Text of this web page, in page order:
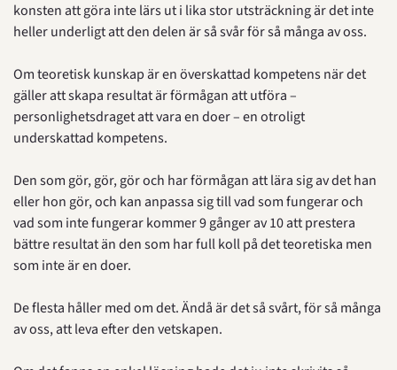
konsten att göra inte lärs ut i lika stor utsträckning är det inte
heller underligt att den delen är så svår för så många av oss.
Om teoretisk kunskap är en överskattad kompetens när det
gäller att skapa resultat är förmågan att utföra –
personlighetsdraget att vara en doer – en otroligt
underskattad kompetens.
Den som gör, gör, gör och har förmågan att lära sig av det han
eller hon gör, och kan anpassa sig till vad som fungerar och
vad som inte fungerar kommer 9 gånger av 10 att prestera
bättre resultat än den som har full koll på det teoretiska men
som inte är en doer.
De flesta håller med om det. Ändå är det så svårt, för så många
av oss, att leva efter den vetskapen.